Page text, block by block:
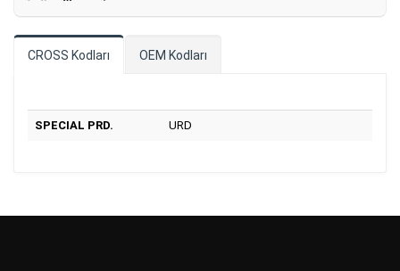
CROSS Kodları OEM Kodları
SPECIAL PRD. URD